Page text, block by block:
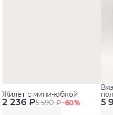
2 236 ₽5 590 ₽−60%
Жилет с мини-юбкой
5